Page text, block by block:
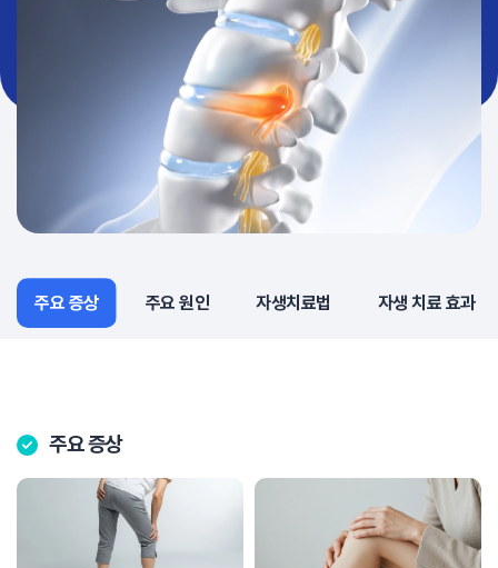
주요 증상
주요 증상 주요 원인 자생치료법 자생 치료 효과
주요 증상